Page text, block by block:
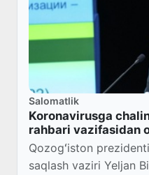
Salomatlik
Koronavirusga
rahbari vazifasidan
Qozogʻiston
saqlash vaziri Yeljan